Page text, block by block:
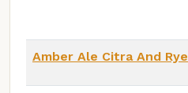
Amber Ale Citra And Rye